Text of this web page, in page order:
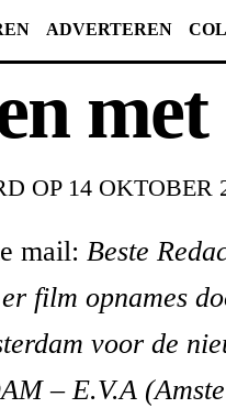
ADVERTEREN
met
OP 14 OKTOBER
mail: Beste
film opnames
voor de
– E.V.A